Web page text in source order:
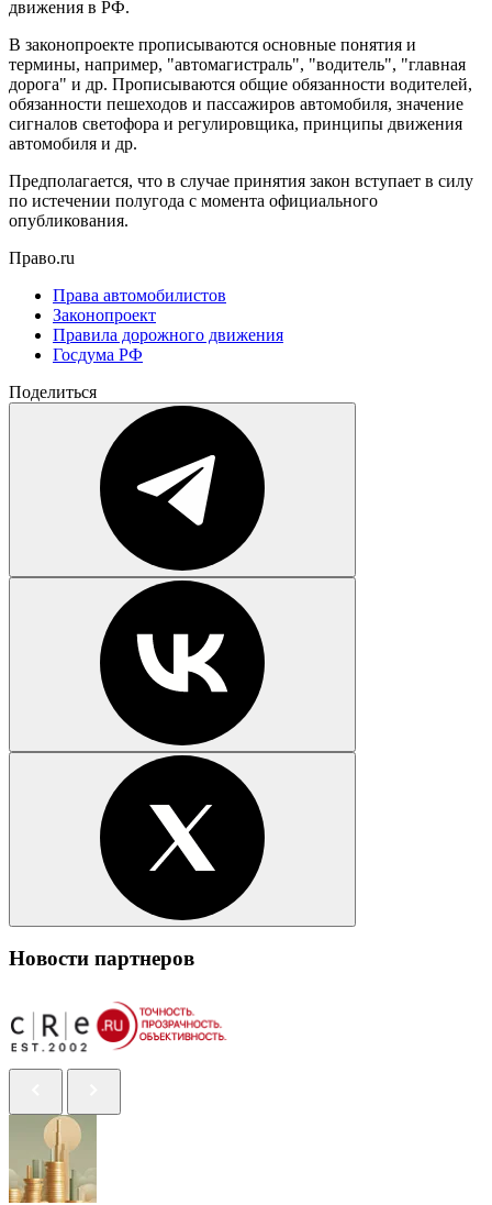
движения в РФ.
В законопроекте прописываются основные понятия и
термины, например, "автомагистраль", "водитель", "главная
дорога" и др. Прописываются общие обязанности водителей,
обязанности пешеходов и пассажиров автомобиля, значение
сигналов светофора и регулировщика, принципы движения
автомобиля и др.
Предполагается, что в случае принятия закон вступает в силу
по истечении полугода с момента официального
опубликования.
Право.ru
Права автомобилистов
Законопроект
Правила дорожного движения
Госдума РФ
Поделиться
Новости партнеров